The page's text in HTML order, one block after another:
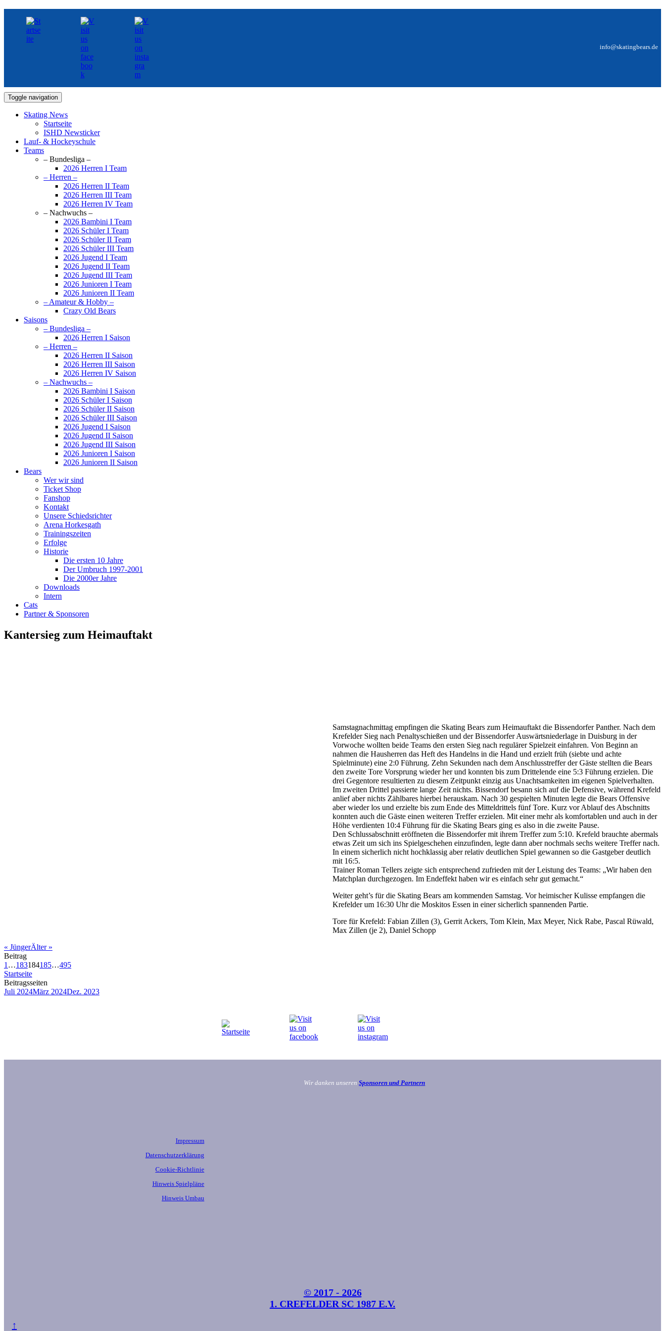
info@skatingbears.de
Toggle navigation
Skating News
Startseite
ISHD Newsticker
Lauf- & Hockeyschule
Teams
– Bundesliga –
2026 Herren I Team
– Herren –
2026 Herren II Team
2026 Herren III Team
2026 Herren IV Team
– Nachwuchs –
2026 Bambini I Team
2026 Schüler I Team
2026 Schüler II Team
2026 Schüler III Team
2026 Jugend I Team
2026 Jugend II Team
2026 Jugend III Team
2026 Junioren I Team
2026 Junioren II Team
– Amateur & Hobby –
Crazy Old Bears
Saisons
– Bundesliga –
2026 Herren I Saison
– Herren –
2026 Herren II Saison
2026 Herren III Saison
2026 Herren IV Saison
– Nachwuchs –
2026 Bambini I Saison
2026 Schüler I Saison
2026 Schüler II Saison
2026 Schüler III Saison
2026 Jugend I Saison
2026 Jugend II Saison
2026 Jugend III Saison
2026 Junioren I Saison
2026 Junioren II Saison
Bears
Wer wir sind
Ticket Shop
Fanshop
Kontakt
Unsere Schiedsrichter
Arena Horkesgath
Trainingszeiten
Erfolge
Historie
Die ersten 10 Jahre
Der Umbruch 1997-2001
Die 2000er Jahre
Downloads
Intern
Cats
Partner & Sponsoren
Kantersieg zum Heimauftakt
Samstagnachmittag empfingen die Skating Bears zum Heimauftakt die Bissendorfer Panther. Nach dem
Krefelder Sieg nach Penaltyschießen und der Bissendorfer Auswärtsniederlage in Duisburg in der
Vorwoche wollten beide Teams den ersten Sieg nach regulärer Spielzeit einfahren. Von Beginn an
nahmen die Hausherren das Heft des Handelns in die Hand und erzielt früh (siebte und achte
Spielminute) eine 2:0 Führung. Zehn Sekunden nach dem Anschlusstreffer der Gäste stellten die Bears
den zweite Tore Vorsprung wieder her und konnten bis zum Drittelende eine 5:3 Führung erzielen. Die
drei Gegentore resultierten zu diesem Zeitpunkt einzig aus Unachtsamkeiten im eigenen Spielverhalten.
Im zweiten Drittel passierte lange Zeit nichts. Bissendorf besann sich auf die Defensive, während Krefeld
anlief aber nichts Zählbares hierbei herauskam. Nach 30 gespielten Minuten legte die Bears Offensive
aber wieder los und erzielte bis zum Ende des Mitteldrittels fünf Tore. Kurz vor Ablauf des Abschnitts
konnten auch die Gäste einen weiteren Treffer erzielen. Mit einer mehr als komfortablen und auch in der
Höhe verdienten 10:4 Führung für die Skating Bears ging es also in die zweite Pause.
Den Schlussabschnitt eröffneten die Bissendorfer mit ihrem Treffer zum 5:10. Krefeld brauchte abermals
etwas Zeit um sich ins Spielgeschehen einzufinden, legte dann aber nochmals sechs weitere Treffer nach.
In einem sicherlich nicht hochklassig aber relativ deutlichen Spiel gewannen so die Gastgeber deutlich
mit 16:5.
Trainer Roman Tellers zeigte sich entsprechend zufrieden mit der Leistung des Teams: „Wir haben den
Matchplan durchgezogen. Im Endeffekt haben wir es einfach sehr gut gemacht.“
Weiter geht’s für die Skating Bears am kommenden Samstag. Vor heimischer Kulisse empfangen die
Krefelder um 16:30 Uhr die Moskitos Essen in einer sicherlich spannenden Partie.
Tore für Krefeld: Fabian Zillen (3), Gerrit Ackers, Tom Klein, Max Meyer, Nick Rabe, Pascal Rüwald,
Max Zillen (je 2), Daniel Schopp
« JüngerÄlter »
Beitrag
1 …183184185…495
Startseite
Beitragsseiten
Juli 2024März 2024Dez. 2023
Impressum
Datenschutzerklärung
Cookie-Richtlinie
Hinweis Spielpläne
Hinweis Umbau
Wir danken unserenSponsoren und Partnern
© 2017 - 2026
1. CREFELDER SC 1987 E.V.
↑